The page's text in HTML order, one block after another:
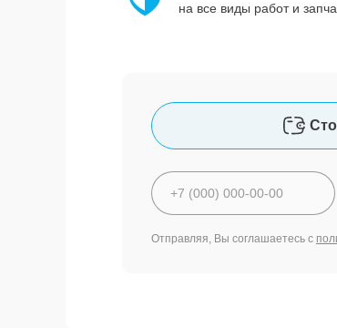
на все виды работ и
Отправляя, Вы соглашаетесь с